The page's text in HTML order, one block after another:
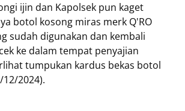
ijin dan Kapolsek pun kaget
botol kosong miras merk Q'RO
sudah digunakan dan kembali
ke dalam tempat penyajian
tumpukan kardus bekas botol
2024).